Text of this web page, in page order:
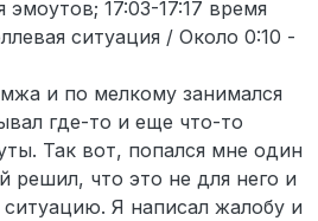
эмоутов; 17:03-17:17 время
ситуация / Около 0:10 -
и по мелкому занимался
где-то и еще что-то
Так вот, попался мне один
решил, что это не для него и
Я написал жалобу и